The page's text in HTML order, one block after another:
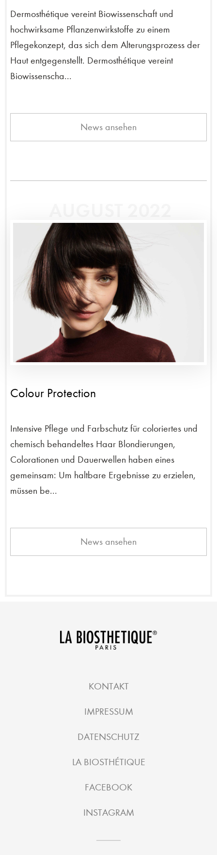
Dermosthétique vereint Biowissenschaft und
hochwirksame Pflanzenwirkstoffe zu einem
Pflegekonzept, das sich dem Alterungsprozess der
Haut entgegenstellt. Dermosthétique vereint
Biowissenscha...
News ansehen
Colour Protection
Intensive Pflege und Farbschutz für coloriertes und
chemisch behandeltes Haar Blondierungen,
Colorationen und Dauerwellen haben eines
gemeinsam: Um haltbare Ergebnisse zu erzielen,
müssen be...
News ansehen
KONTAKT
IMPRESSUM
DATENSCHUTZ
LA BIOSTHÉTIQUE
FACEBOOK
INSTAGRAM